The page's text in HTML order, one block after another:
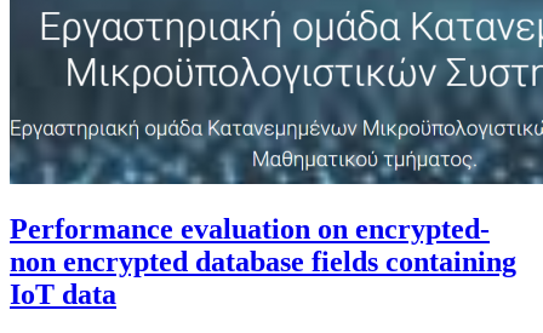
Performance evaluation on encrypted-
non encrypted database fields containing
IoT data